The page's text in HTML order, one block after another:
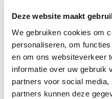
Deze website maakt
We gebruiken cookies om
personaliseren, om
en om ons websiteverkeer
informatie over uw gebruik
partners voor social
partners kunnen deze
ervaring en de kleur geel